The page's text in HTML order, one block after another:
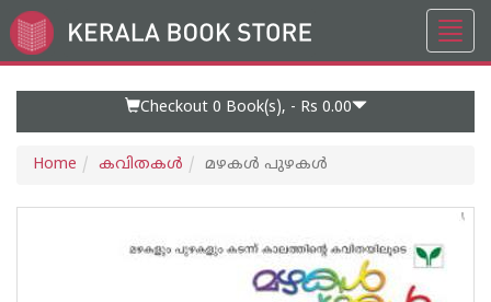
Go
to
Checkout 0 Book(s), - Rs 0.00
Home കവിതകള്‍ മഴകള്‍ പുഴകള്‍